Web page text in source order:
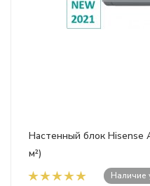
Настенный блок Hisense
м²)
Наличие